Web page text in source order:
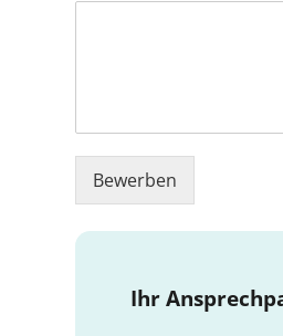
Bewerben
Ihr